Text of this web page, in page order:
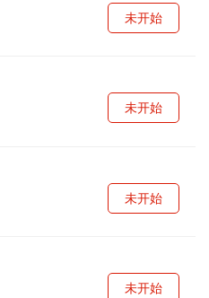
未开始
未开始
未开始
未开始